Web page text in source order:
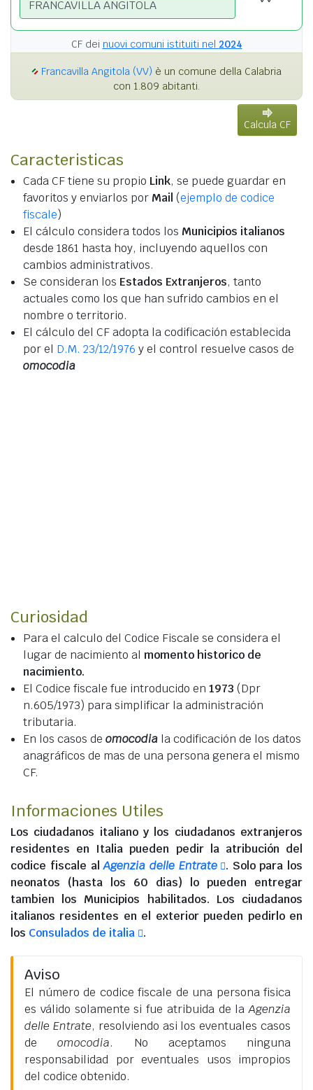
CF dei nuovi comuni istituiti nel 2024
Francavilla Angitola (VV) è un comune della Calabria
con 1.809 abitanti.
Calcula CF
Caracteristicas
Cada CF tiene su propio Link, se puede guardar en
favoritos y enviarlos por Mail (ejemplo de codice
fiscale)
El cálculo considera todos los Municipios italianos
desde 1861 hasta hoy, incluyendo aquellos con
cambios administrativos.
Se consideran los Estados Extranjeros, tanto
actuales como los que han sufrido cambios en el
nombre o territorio.
El cálculo del CF adopta la codificación establecida
por el D.M. 23/12/1976 y el control resuelve casos de
omocodia
Curiosidad
Para el calculo del Codice Fiscale se considera el
lugar de nacimiento al momento historico de
nacimiento.
El Codice fiscale fue introducido en 1973 (Dpr
n.605/1973) para simplificar la administración
tributaria.
En los casos de omocodia la codificación de los datos
anagráficos de mas de una persona genera el mismo
CF.
Informaciones Utiles
Los ciudadanos italianoy los ciudadanos extranjeros
residentes en Italia pueden pedir la atribución del
codice fiscale alAgenzia delle Entrate
. Solo para los
neonatos (hasta los 60 dias) lo pueden entregar
tambien los Municipios habilitados. Los ciudadanos
italianos residentes en el exteriorpueden pedirlo en
los Consulados de italia .
Aviso
El número de codice fiscale de una persona fisica
es válido solamente si fue atribuida de laAgenzia
delle Entrate, resolviendo asi los eventuales casos
deomocodia. No aceptamos ninguna
responsabilidad por eventuales usos impropios
del codice obtenido.